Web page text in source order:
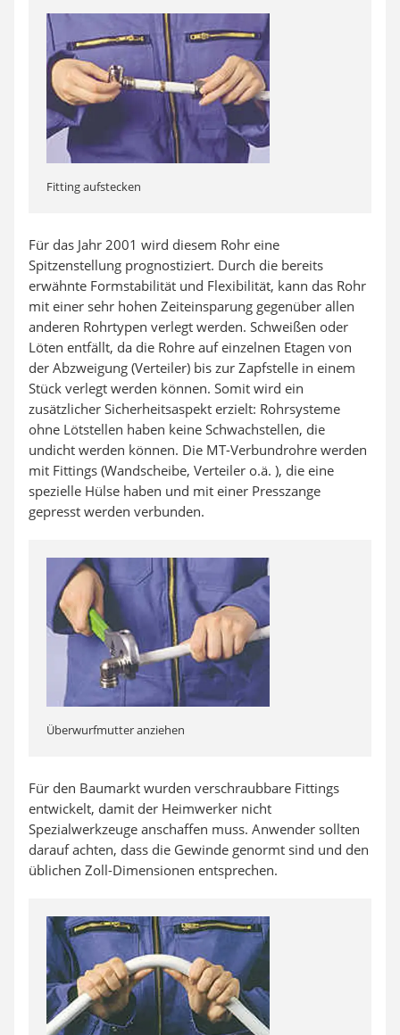
Fitting aufstecken
Für das Jahr 2001 wird diesem Rohr eine
Spitzenstellung prognostiziert. Durch die bereits
erwähnte Formstabilität und Flexibilität, kann das Rohr
mit einer sehr hohen Zeiteinsparung gegenüber allen
anderen Rohrtypen verlegt werden. Schweißen oder
Löten entfällt, da die Rohre auf einzelnen Etagen von
der Abzweigung (Verteiler) bis zur Zapfstelle in einem
Stück verlegt werden können. Somit wird ein
zusätzlicher Sicherheitsaspekt erzielt: Rohrsysteme
ohne Lötstellen haben keine Schwachstellen, die
undicht werden können. Die MT-Verbundrohre werden
mit Fittings (Wandscheibe, Verteiler o.ä. ), die eine
spezielle Hülse haben und mit einer Presszange
gepresst werden verbunden.
Überwurfmutter anziehen
Für den Baumarkt wurden verschraubbare Fittings
entwickelt, damit der Heimwerker nicht
Spezialwerkzeuge anschaffen muss. Anwender sollten
darauf achten, dass die Gewinde genormt sind und den
üblichen Zoll-Dimensionen entsprechen.